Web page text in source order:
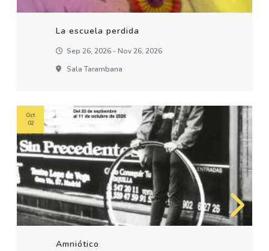
La escuela perdida
Sep 26, 2026 - Nov 26, 2026
Sala Tarambana
Amniótico
Oct
02